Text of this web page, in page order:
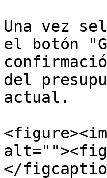
Una vez
el botón
del
actual.
</